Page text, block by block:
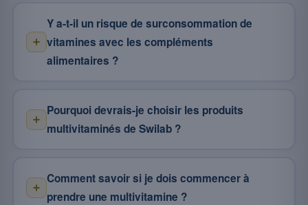
Y a-t-il un risque de surconsommation de
vitamines avec les compléments
alimentaires ?
Pourquoi devrais-je choisir les produits
multivitaminés de Swilab ?
Comment savoir si je dois commencer à
prendre une multivitamine ?